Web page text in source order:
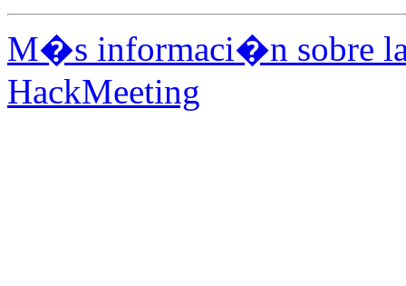
M�s informaci�n sobre
HackMeeting